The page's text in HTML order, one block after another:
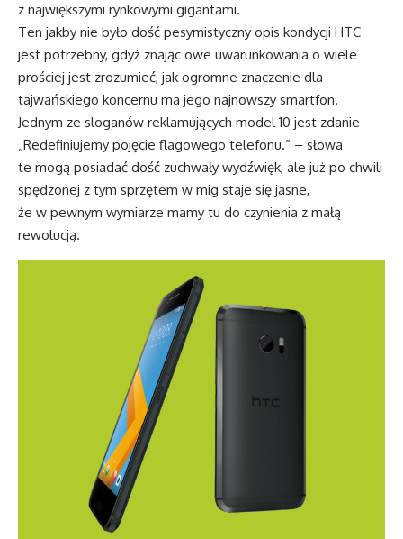
z największymi rynkowymi gigantami.
Ten jakby nie było dość pesymistyczny opis kondycji HTC
jest potrzebny, gdyż znając owe uwarunkowania o wiele
prościej jest zrozumieć, jak ogromne znaczenie dla
tajwańskiego koncernu ma jego najnowszy smartfon.
Jednym ze sloganów reklamujących model 10 jest zdanie
„Redefiniujemy pojęcie flagowego telefonu.” – słowa
te mogą posiadać dość zuchwały wydźwięk, ale już po chwili
spędzonej z tym sprzętem w mig staje się jasne,
że w pewnym wymiarze mamy tu do czynienia z małą
rewolucją.